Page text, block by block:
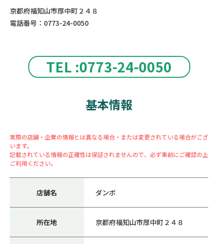
TEL :0773-24-0050
京都府福知山市厚中町２４８
電話番号：0773-24-0050
基本情報
実際の店舗・企業の情報とは異なる場合・または変更されている場合がござ
います。
記載されている情報の正確性は保証されませんので、必ず事前にご確認の上
ご利用ください。
店舗名 ダンボ
所在地 京都府福知山市厚中町２４８